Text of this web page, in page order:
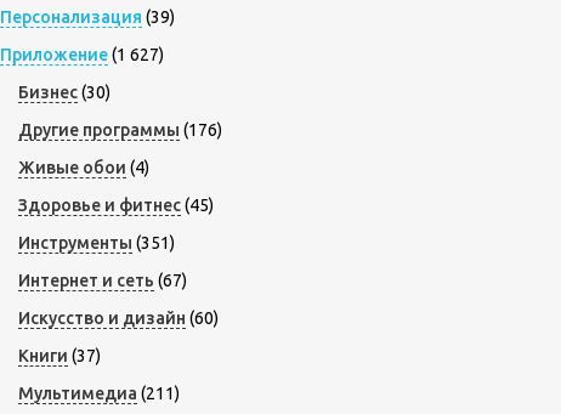
Персонализация (39)
Приложение(1 627)
Бизнес(30)
Другие программы (176)
Живые обои (4)
Здоровье и фитнес(45)
Инструменты (351)
Интернет и сеть (67)
Искусство и дизайн (60)
Книги (37)
Мультимедиа (211)